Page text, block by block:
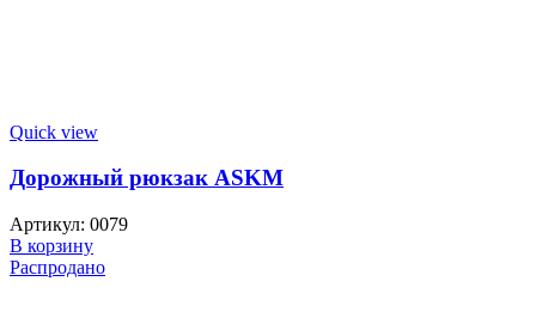
Quick view
Дорожный рюкзак ASKM
Артикул: 0079
В корзину
Распродано